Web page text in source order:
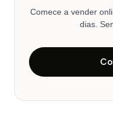
Comece a vender
dias.